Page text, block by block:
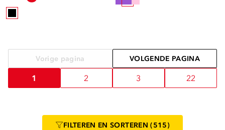
Vorige pagina VOLGENDE PAGINA
1 2 3 22
FILTEREN EN SORTEREN (515)